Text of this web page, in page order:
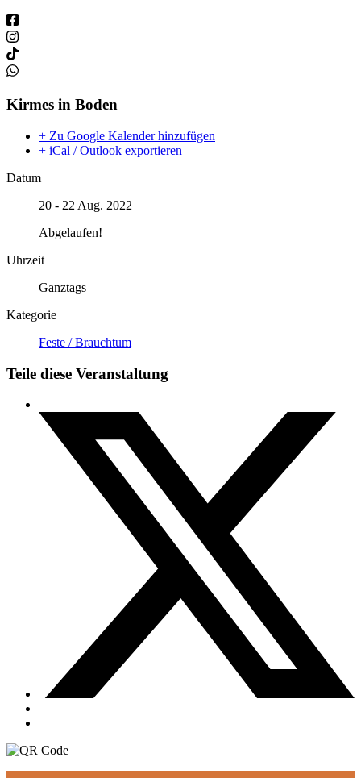
Kirmes in Boden
+ Zu Google Kalender hinzufügen
+ iCal / Outlook exportieren
Datum
20 - 22 Aug. 2022
Abgelaufen!
Uhrzeit
Ganztags
Kategorie
Feste / Brauchtum
Teile diese Veranstaltung